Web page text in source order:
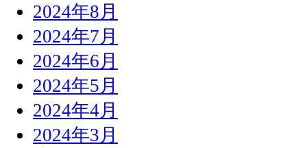
2024年8月
2024年7月
2024年6月
2024年5月
2024年4月
2024年3月